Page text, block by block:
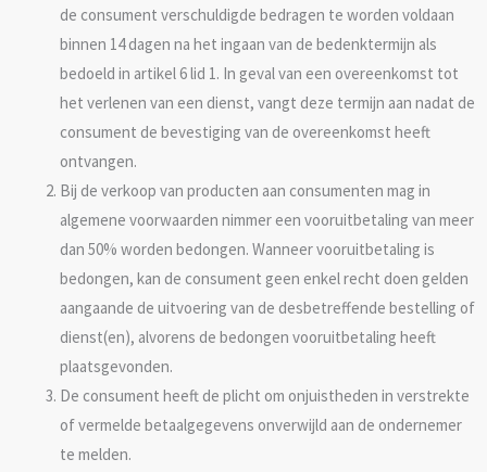
de consument verschuldigde bedragen te worden voldaan
binnen 14 dagen na het ingaan van de bedenktermijn als
bedoeld in artikel 6 lid 1. In geval van een overeenkomst tot
het verlenen van een dienst, vangt deze termijn aan nadat de
consument de bevestiging van de overeenkomst heeft
ontvangen.
Bij de verkoop van producten aan consumenten mag in
algemene voorwaarden nimmer een vooruitbetaling van meer
dan 50% worden bedongen. Wanneer vooruitbetaling is
bedongen, kan de consument geen enkel recht doen gelden
aangaande de uitvoering van de desbetreffende bestelling of
dienst(en), alvorens de bedongen vooruitbetaling heeft
plaatsgevonden.
De consument heeft de plicht om onjuistheden in verstrekte
of vermelde betaalgegevens onverwijld aan de ondernemer
te melden.